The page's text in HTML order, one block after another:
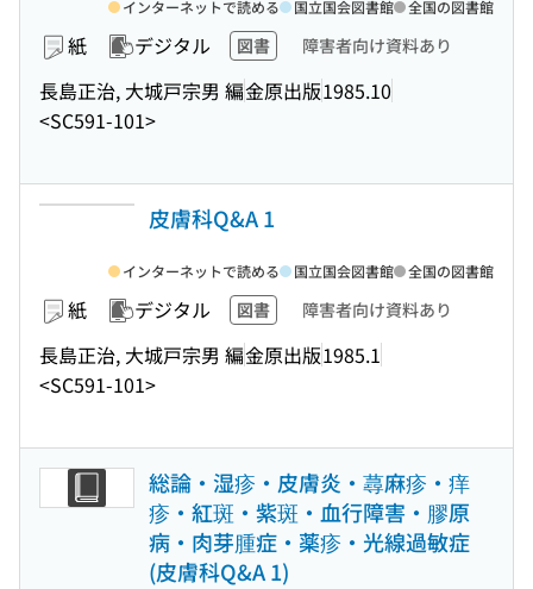
紙 デジタル 図書 障害者向け資料あり
長島正治, 大城戸宗男 編金原出版1985.10
<SC591-101>
インターネットで読める 国立国会図書館 全国の図書館
皮膚科Q&A 1
紙 デジタル 図書 障害者向け資料あり
長島正治, 大城戸宗男 編金原出版1985.1
<SC591-101>
インターネットで読める 国立国会図書館 全国の図書館
総論・湿疹・皮膚炎・蕁麻疹・痒
疹・紅斑・紫斑・血行障害・膠原
病・肉芽腫症・薬疹・光線過敏症
(皮膚科Q&A 1)